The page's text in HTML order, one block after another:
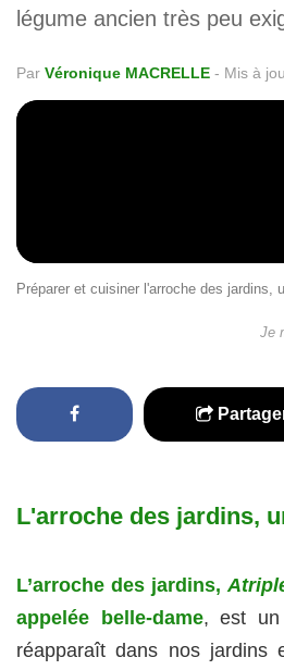
légume ancien très peu
Par Véronique MACRELLE - Mis à
Préparer et cuisiner l'arroche des jardins,
Je
L'arroche des jardins,
L’arroche des jardins,
appelée belle-dame, est un
réapparaît dans nos jardins